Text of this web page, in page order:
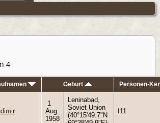
4
Geburt Personen-
1
Aug
1958
Leninabad,
Soviet Union
(40°15'49.7"N
I11